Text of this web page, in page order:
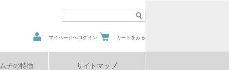
マイページへログイン カートをみる
チの特徴 サイトマップ